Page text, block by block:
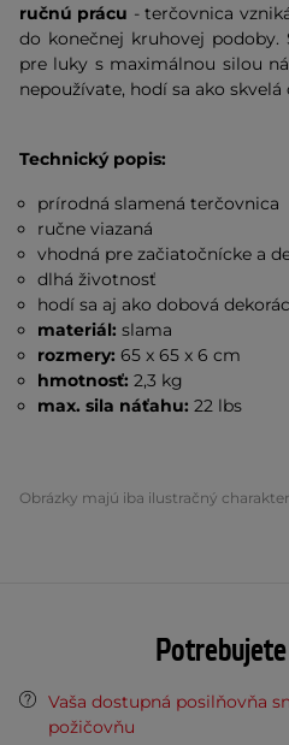
ručnú prácu - terčovnica
do konečnej kruhovej
pre luky s maximálnou silou
nepoužívate, hodí sa ako
Technický popis:
prírodná slamená terčovnica
ručne viazaná
vhodná pre začiatočnícke a
dlhá životnosť
hodí sa aj ako dobová
materiál: slama
rozmery: 65 x 65 x 6 cm
hmotnosť: 2,3 kg
max. sila náťahu: 22 lbs
Obrázky majú iba ilustračný
Vaša dostupná posilňovňa
požičovňu